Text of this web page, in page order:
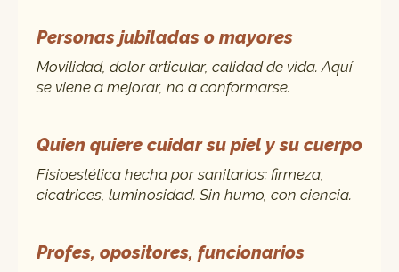
Personas jubiladas o mayores
Movilidad, dolor articular, calidad de vida. Aquí
se viene a mejorar, no a conformarse.
Quien quiere cuidar su piel y su cuerpo
Fisioestética hecha por sanitarios: firmeza,
cicatrices, luminosidad. Sin humo, con ciencia.
Profes, opositores, funcionarios